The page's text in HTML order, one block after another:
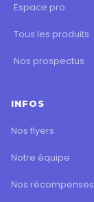
Espace pro
Tous les produits
Nos prospectus
INFOS
Nos flyers
Notre équipe
Nos récompenses